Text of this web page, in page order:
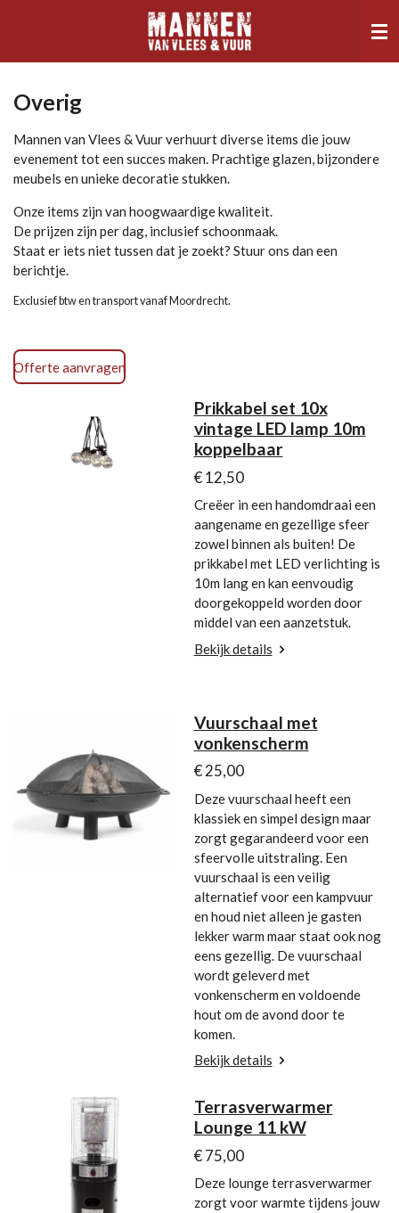
hoofdinhoud
Overig
Mannen van Vlees & Vuur verhuurt diverse items die jouw
evenement tot een succes maken. Prachtige glazen, bijzondere
meubels en unieke decoratie stukken.
Onze items zijn van hoogwaardige kwaliteit.
De prijzen zijn per dag, inclusief schoonmaak.
Staat er iets niet tussen dat je zoekt? Stuur ons dan een
berichtje.
Exclusief btw en transport vanaf Moordrecht.
Offerte aanvragen
Prikkabel set 10x
vintage LED lamp 10m
koppelbaar
€ 12,50
Creëer in een handomdraai een
aangename en gezellige sfeer
zowel binnen als buiten! De
prikkabel met LED verlichting is
10m lang en kan eenvoudig
doorgekoppeld worden door
middel van een aanzetstuk.
Bekijk details
Vuurschaal met
vonkenscherm
€ 25,00
Deze vuurschaal heeft een
klassiek en simpel design maar
zorgt gegarandeerd voor een
sfeervolle uitstraling. Een
vuurschaal is een veilig
alternatief voor een kampvuur
en houd niet alleen je gasten
lekker warm maar staat ook nog
eens gezellig. De vuurschaal
wordt geleverd met
vonkenscherm en voldoende
hout om de avond door te
komen.
Bekijk details
Terrasverwarmer
Lounge 11 kW
€ 75,00
Deze lounge terrasverwarmer
zorgt voor warmte tijdens jouw